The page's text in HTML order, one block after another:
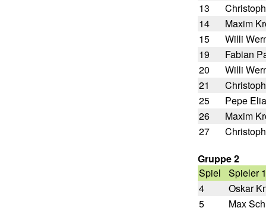
13
14
Maxim
15
Willi
19
Fabian
20
Willi
21
25
Pepe
26
Maxim
27
Gruppe 2
Spiel
Spieler
4
Oskar
5
Max